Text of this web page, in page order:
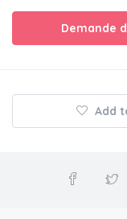
Demande
Add